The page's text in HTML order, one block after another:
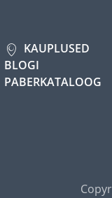
KAUPLUSED
BLOGI
PABERKATALOOG